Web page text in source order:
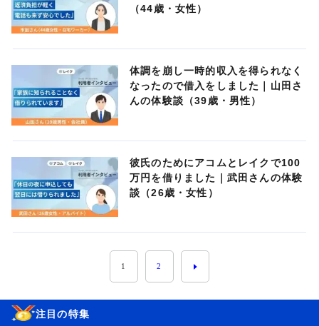
（44歳・女性）
体調を崩し一時的収入を得られなく
なったので借入をしました｜山田さ
んの体験談（39歳・男性）
彼氏のためにアコムとレイクで100
万円を借りました｜武田さんの体験
談（26歳・女性）
1 2
注目の特集